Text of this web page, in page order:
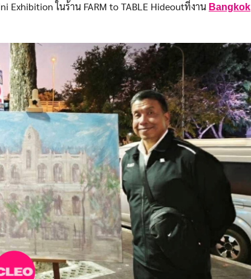
Exhibition ในร้าน FARM to TABLE Hideoutที่งาน Bangkok